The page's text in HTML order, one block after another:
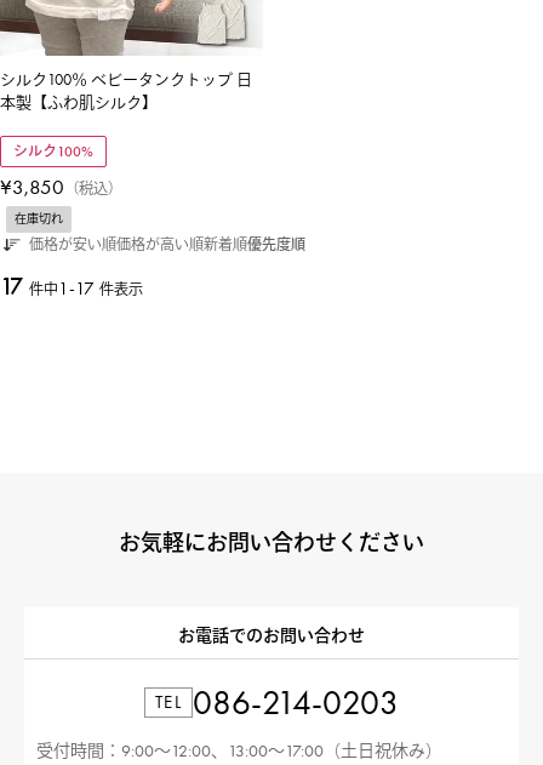
シルク100％ ベビータンクトップ 日
本製【ふわ肌シルク】
シルク100%
¥3,850 税込
在庫切れ
価格が安い順価格が高い順新着順優先度順
17 件中 1-17 件表示
お気軽にお問い合わせください
お電話でのお問い合わせ
TEL 086-214-0203
受付時間：9:00〜12:00、13:00〜17:00（土日祝休み）